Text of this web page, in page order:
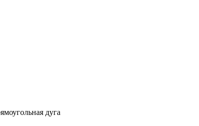
дуга